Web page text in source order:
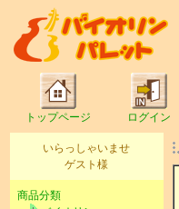
トップページ ログイン
いらっしゃいませ
ゲスト様
商品分類